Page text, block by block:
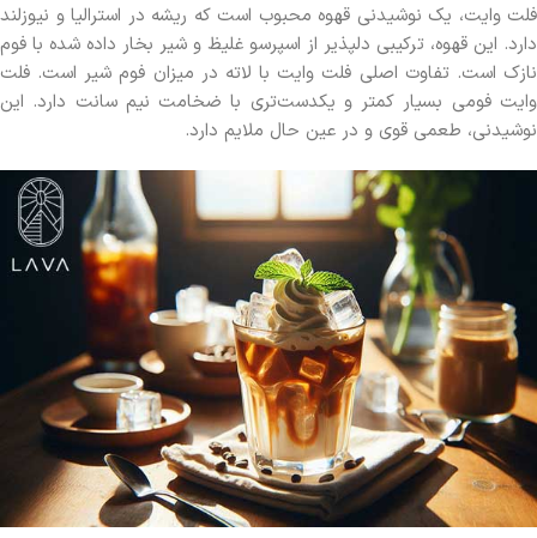
فلت وایت، یک نوشیدنی قهوه محبوب است که ریشه در استرالیا و نیوزلند
دارد. این قهوه، ترکیبی دلپذیر از اسپرسو غلیظ و شیر بخار داده شده با فوم
نازک است. تفاوت اصلی فلت وایت با لاته در میزان فوم شیر است. فلت
وایت فومی بسیار کمتر و یکدست‌تری با ضخامت نیم سانت دارد. این
نوشیدنی، طعمی قوی و در عین حال ملایم دارد.